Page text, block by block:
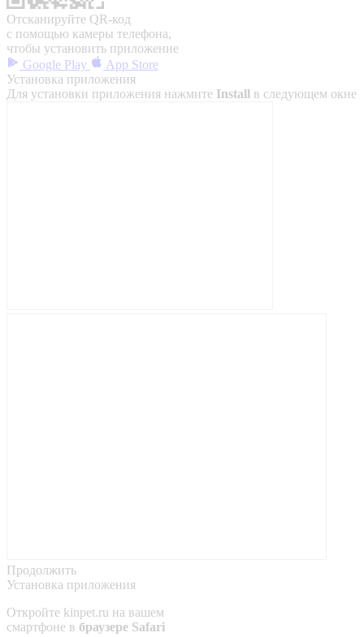
Отсканируйте QR-код
с помощью камеры телефона,
чтобы установить приложение
Google Play
App Store
Установка приложения
Для установки приложения нажмите Install в следующем окне
Продолжить
Установка приложения
Откройте kinpet.ru на вашем
смартфоне в браузере Safari